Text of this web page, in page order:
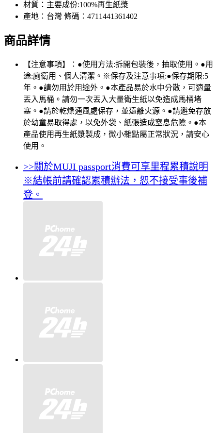
材質：主要成份:100%再生紙漿
產地：台灣 條碼：4711441361402
商品詳情
【注意事項】：●使用方法:拆開包裝後，抽取使用。●用
途:廁衛用、個人清潔。※保存及注意事項:●保存期限:5
年。●請勿用於用途外。●本產品易於水中分散，可適量
丟入馬桶。請勿一次丟入大量衛生紙以免造成馬桶堵
塞。●請於乾燥通風處保存，並遠離火源。●請避免存放
於幼童易取得處，以免外袋、紙張造成窒息危險。●本
產品使用再生紙漿製成，微小雜點屬正常狀況，請安心
使用。
>>關於MUJI passport消費可享里程累積說明
※結帳前請確認累積辦法，恕不接受事後補
登。